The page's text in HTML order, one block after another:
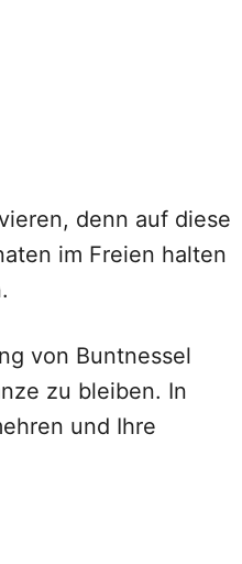
denn auf diese
im Freien halten
von Buntnessel
zu bleiben. In
und Ihre